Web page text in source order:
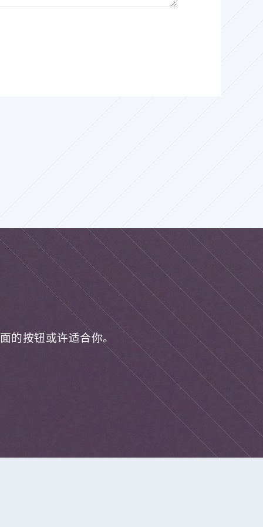
的按钮或许适合你。